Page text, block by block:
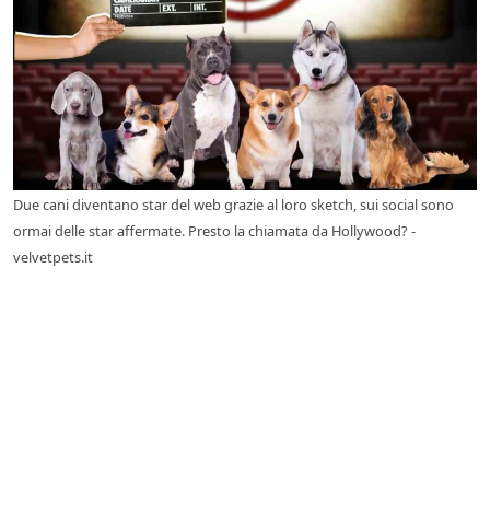
Due cani diventano star del web grazie al loro sketch, sui social sono
ormai delle star affermate. Presto la chiamata da Hollywood? -
velvetpets.it